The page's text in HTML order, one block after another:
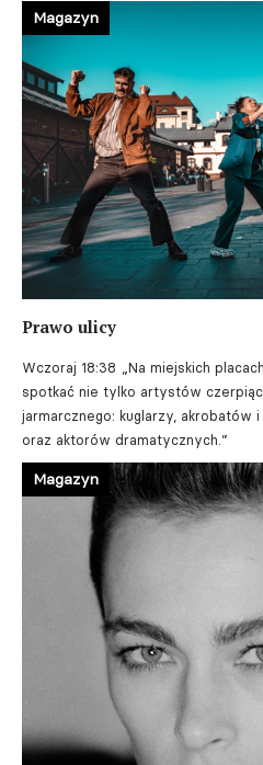
Prawo ulicy
Wczoraj 18:38
„Na miejskich
spotkać nie tylko artystów
jarmarcznego: kuglarzy, akrobatów
oraz aktorów dramatycznych.”
Magazyn
Magazyn